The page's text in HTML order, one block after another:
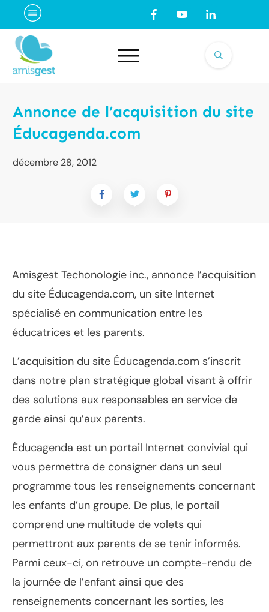
Annonce de l’acquisition du site
Éducagenda.com
décembre 28, 2012
Amisgest Techonologie inc., annonce l’acquisition
du site Éducagenda.com, un site Internet
spécialisé en communication entre les
éducatrices et les parents.
L’acquisition du site Éducagenda.com s’inscrit
dans notre plan stratégique global visant à offrir
des solutions aux responsables en service de
garde ainsi qu’aux parents.
Éducagenda est un portail Internet convivial qui
vous permettra de consigner dans un seul
programme tous les renseignements concernant
les enfants d’un groupe. De plus, le portail
comprend une multitude de volets qui
permettront aux parents de se tenir informés.
Parmi ceux-ci, on retrouve un compte-rendu de
la journée de l’enfant ainsi que des
renseignements concernant les sorties, les